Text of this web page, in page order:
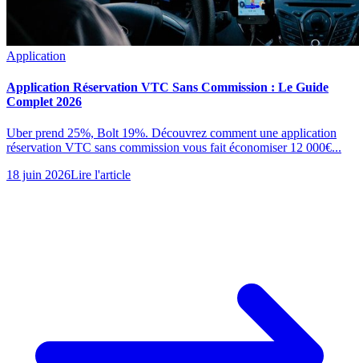
Application
Application Réservation VTC Sans Commission : Le Guide
Complet 2026
Uber prend 25%, Bolt 19%. Découvrez comment une application
réservation VTC sans commission vous fait économiser 12 000€...
18 juin 2026Lire l'article